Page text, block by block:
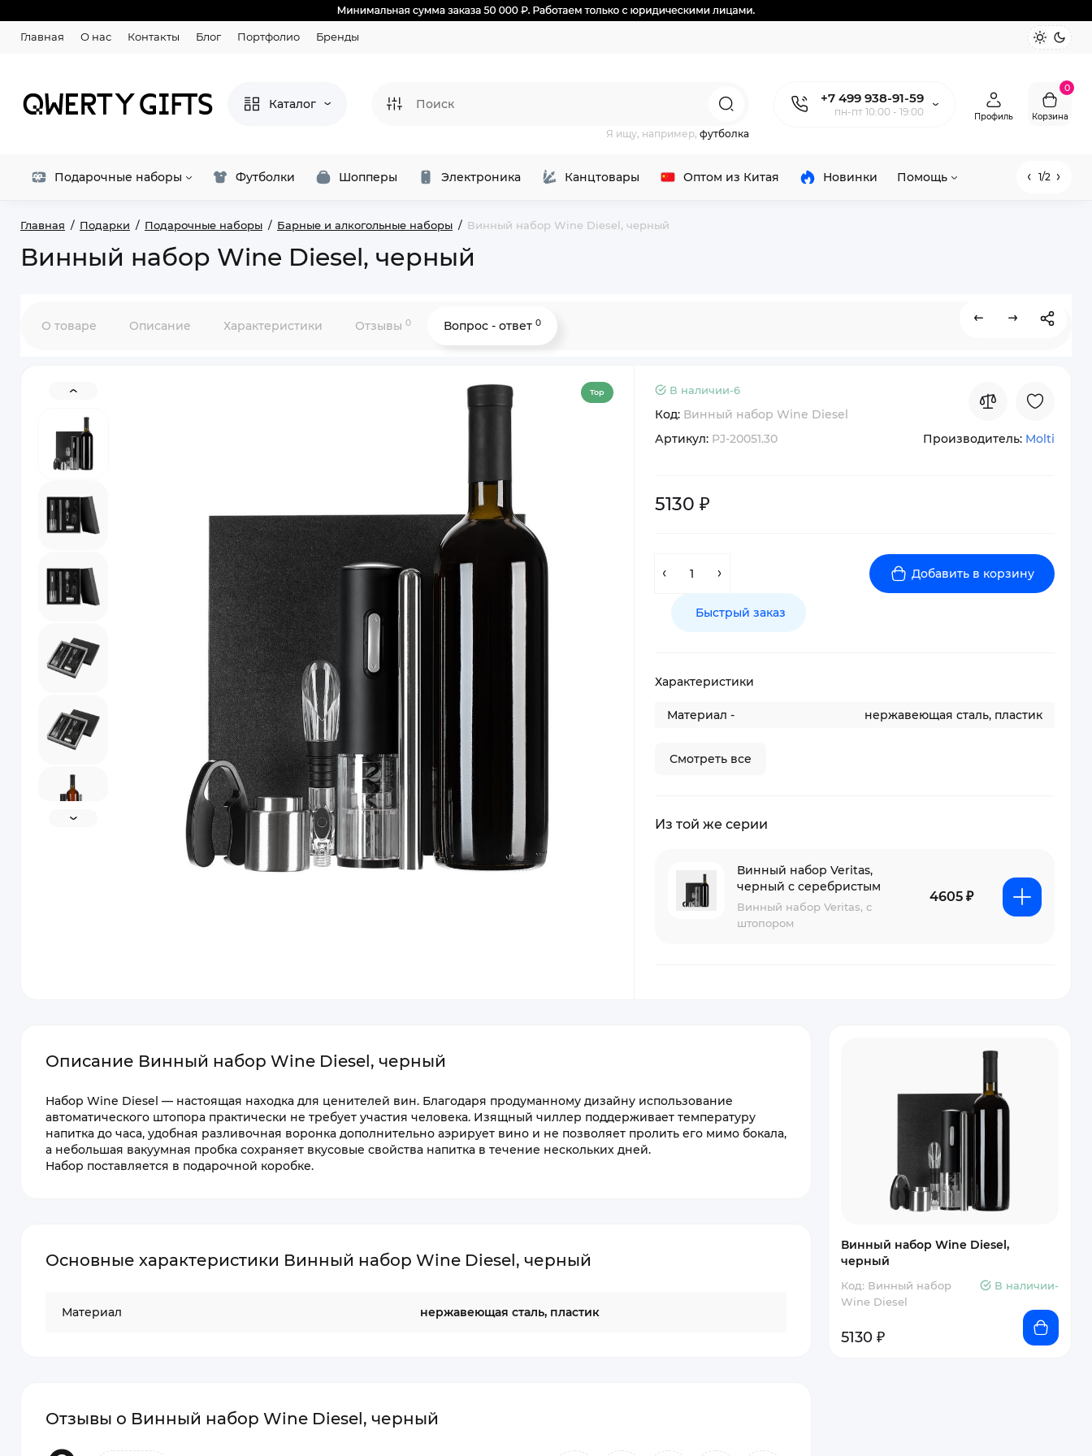
Главная О нас Контакты Блог Портфолио Бренды
Каталог +7 499 938-91-59
пн-пт 10:00 - 19:00
Я ищу, например, футболка
Профиль
0
Корзина
Подарочные наборы Футболки Шопперы Электроника Канцтовары Оптом из Китая Новинки Помощь 1/2
Главная Подарки Подарочные наборы Барные и алкогольные наборы Винный набор Wine Diesel, черный
Винный набор Wine Diesel, черный
О товаре Описание Характеристики Отзывы 0 Вопрос - ответ 0
Top В наличии-6
Код: Винный набор Wine Diesel
Артикул: PJ-20051.30 Производитель: Molti
5130 ₽
Добавить в корзину
Быстрый заказ
Характеристики
Материал - нержавеющая сталь, пластик
Смотреть все
Из той же серии
Винный набор Veritas,
черный с серебристым
Винный набор Veritas, с
штопором
4605 ₽
Описание Винный набор Wine Diesel, черный
Набор Wine Diesel — настоящая находка для ценителей вин. Благодаря продуманному дизайну использование
автоматического штопора практически не требует участия человека. Изящный чиллер поддерживает температуру
напитка до часа, удобная разливочная воронка дополнительно аэрирует вино и не позволяет пролить его мимо бокала,
а небольшая вакуумная пробка сохраняет вкусовые свойства напитка в течение нескольких дней.
Набор поставляется в подарочной коробке.
Основные характеристики Винный набор Wine Diesel, черный
Материал нержавеющая сталь, пластик
Отзывы о Винный набор Wine Diesel, черный
Винный набор Wine Diesel,
черный
Код: Винный набор
Wine Diesel
В наличии-
5130 ₽